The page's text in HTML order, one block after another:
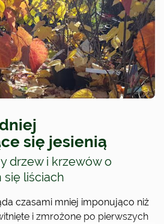
się jesienią
drzew i krzewów o
liściach
czasami mniej imponująco niż
i zmrożone po pierwszych